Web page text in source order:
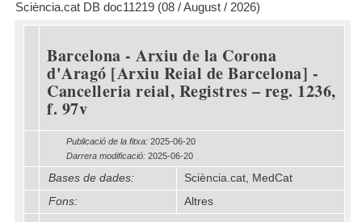
Sciència.cat DB doc11219 (08 / August / 2026)
Barcelona - Arxiu de la Corona
d'Aragó [Arxiu Reial de Barcelona] -
Cancelleria reial, Registres – reg. 1236,
f. 97v
Publicació de la fitxa: 2025-06-20
Darrera modificació: 2025-06-20
Bases de dades:
Sciència.cat, MedCat
Fons:
Altres